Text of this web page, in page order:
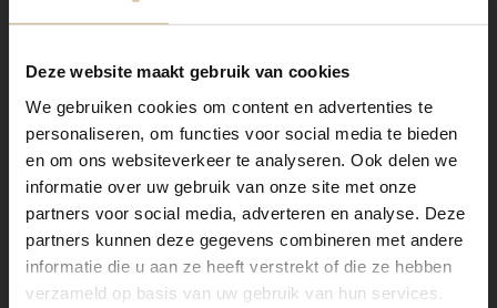
Deze website maakt gebruik van cookies
We gebruiken cookies om content en advertenties te
personaliseren, om functies voor social media te bieden
en om ons websiteverkeer te analyseren. Ook delen we
informatie over uw gebruik van onze site met onze
partners voor social media, adverteren en analyse. Deze
partners kunnen deze gegevens combineren met andere
informatie die u aan ze heeft verstrekt of die ze hebben
verzameld op basis van uw gebruik van hun services.